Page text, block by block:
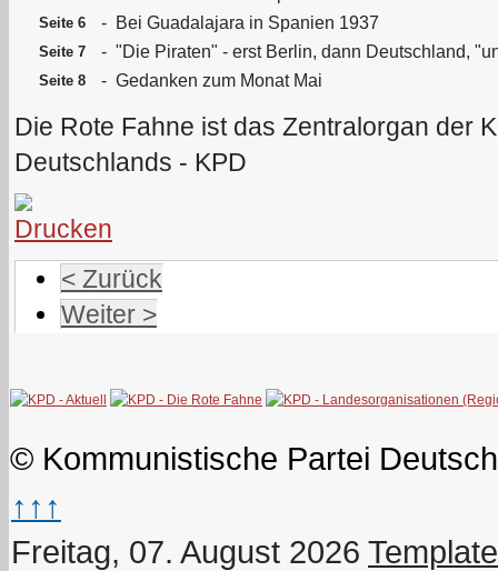
Seite 6 - Bei Guadalajara in Spanien 1937
Seite 7 - "Die Piraten" - erst Berlin, dann Deutschland,
Seite 8 - Gedanken zum Monat Mai
Die Rote Fahne ist das Zentralorgan der
Deutschlands - KPD
< Zurück
Weiter >
© Kommunistische Partei
↑↑↑
Freitag, 07. August 2026